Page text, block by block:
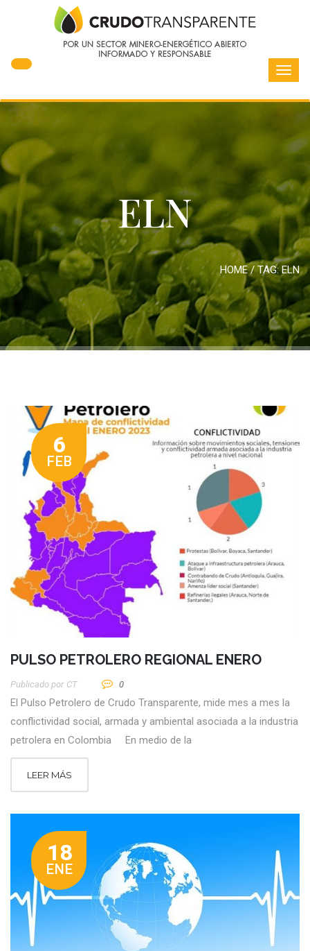
ELN
HOME/ TAG:ELN
6
FEB
PULSO PETROLERO REGIONAL ENERO
Publicado por CT 0
El Pulso Petrolero de Crudo Transparente, mide mes a mes la
conflictividad social, armada y ambiental asociada a la industria
petrolera en Colombia En medio de la
LEER MÁS
18
ENE